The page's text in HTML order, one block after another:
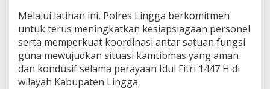
Melalui latihan ini, Polres Lingga berkomitmen
untuk terus meningkatkan kesiapsiagaan personel
serta memperkuat koordinasi antar satuan fungsi
guna mewujudkan situasi kamtibmas yang aman
dan kondusif selama perayaan Idul Fitri 1447 H di
wilayah Kabupaten Lingga.